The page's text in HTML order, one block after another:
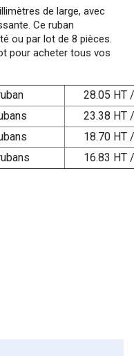
de large, avec
Ce ruban
ou par lot de 8 pièces.
pour acheter tous vos
28.05 HT
23.38 HT
18.70 HT
16.83 HT